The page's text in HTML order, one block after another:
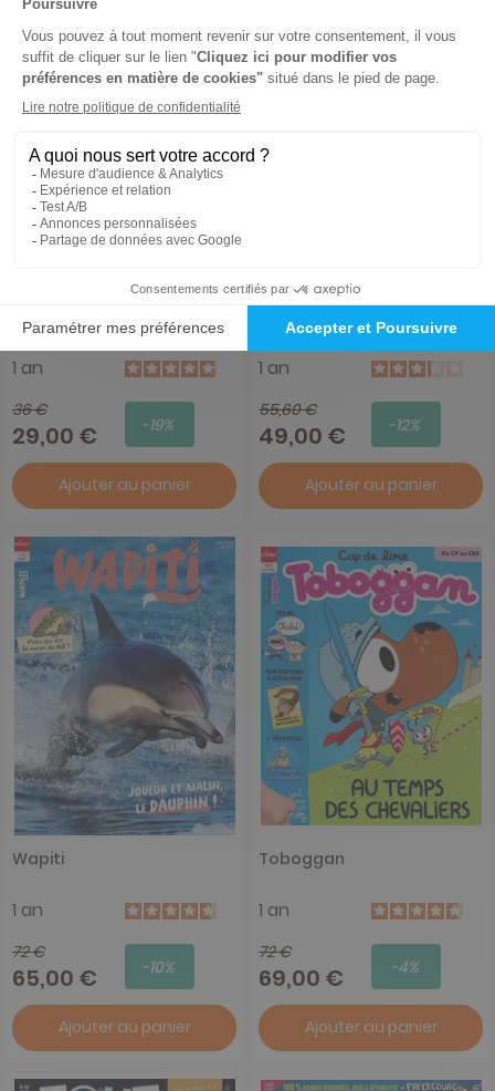
Salamandre Junior
1 an
36 €
29,00 € -19%
Ajouter au panier
Picsou Magazine
1 an
55,60 €
49,00 € -12%
Ajouter au panier
Wapiti
1 an
72 €
65,00 € -10%
Ajouter au panier
Toboggan
1 an
72 €
69,00 € -4%
Ajouter au panier